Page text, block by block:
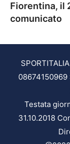
Fiorentina, il
comunicato
Testata
31.10.2018